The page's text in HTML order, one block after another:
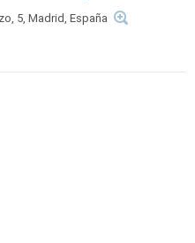
5, Madrid, España